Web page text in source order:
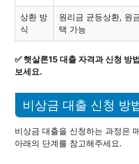
상환 방
식
원리금 균등상환, 원
택 가능
✅ 햇살론15 대출 자격과 신청 방
보세요.
비상금 대출 신청 방
비상금 대출을 신청하는 과정은
아래의 단계를 참고해주세요.